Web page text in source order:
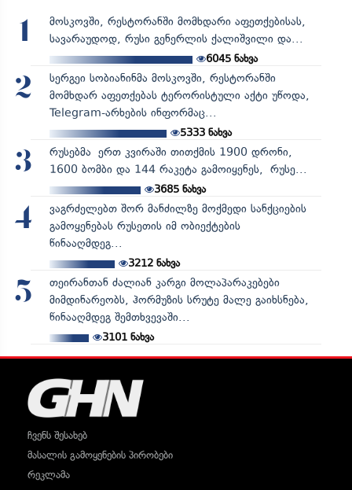
1
მოსკოვში, რესტორანში მომხდარი აფეთქებისას,
სავარაუდოდ, რუსი გენერლის ქალიშვილი და...
6045 ნახვა
2
სერგეი სობიანინმა მოსკოვში, რესტორანში
მომხდარ აფეთქებას ტერორისტული აქტი უწოდა,
Telegram-არხების ინფორმაც...
5333ნახვა
3
რუსებმა ერთ კვირაში თითქმის 1900 დრონი,
1600 ბომბი და 144 რაკეტა გამოიყენეს, რუსე...
3685ნახვა
4
ვაგრძელებთ შორ მანძილზე მოქმედი სანქციების
გამოყენებას რუსეთის იმ ობიექტების
წინააღმდეგ...
3212ნახვა
5
თეირანთან ძალიან კარგი მოლაპარაკებები
მიმდინარეობს, ჰორმუზის სრუტე მალე გაიხსნება,
წინააღმდეგ შემთხვევაში...
3101ნახვა
ჩვენს შესახებ
მასალის გამოყენების პირობები
რეკლამა